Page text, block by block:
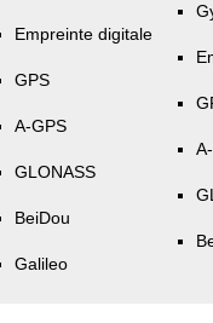
Empreinte digitale
GPS
A-GPS
GLONASS
BeiDou
Galileo